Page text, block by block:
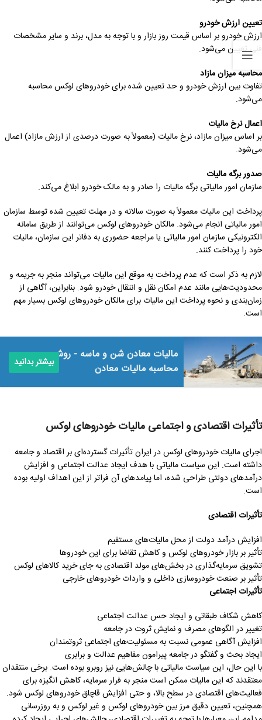
تعیین ارزش خودرو
ارزش خودرو بر اساس قیمت روز بازار و با توجه به مدل، برند و سایر مشخصات
فنی تعیین می‌شود.
محاسبه میزان مازاد
تفاوت بین ارزش خودرو و حد تعیین شده برای خودروهای لوکس محاسبه
می‌شود.
اعمال نرخ مالیات
بر اساس میزان مازاد، نرخ مالیات (معمولاً به صورت درصدی از ارزش مازاد) اعمال
می‌شود.
صدور برگه مالیات
سازمان امور مالیاتی برگه مالیات را صادر و به مالک خودرو ابلاغ می‌کند.
پرداخت این مالیات معمولاً به صورت سالانه و در مهلت تعیین شده توسط سازمان
امور مالیاتی انجام می‌شود. مالکان خودروهای لوکس می‌توانند از طریق سامانه
الکترونیکی سازمان امور مالیاتی یا مراجعه حضوری به دفاتر این سازمان، مالیات
خود را پرداخت کنند.
لازم به ذکر است که عدم پرداخت به موقع این مالیات می‌تواند منجر به جریمه و
محدودیت‌هایی مانند عدم امکان نقل و انتقال خودرو شود. بنابراین، آگاهی از
زمان‌بندی و نحوه پرداخت این مالیات برای مالکان خودروهای لوکس بسیار مهم
است.
مالیات معادن شن و ماسه - روش
محاسبه مالیات معادن
بیشتر بدانید
تأثیرات اقتصادی و اجتماعی مالیات خودروهای لوکس
اجرای مالیات خودروهای لوکس در ایران تأثیرات گسترده‌ای بر اقتصاد و جامعه
داشته است. این سیاست مالیاتی با هدف ایجاد عدالت اجتماعی و افزایش
درآمدهای دولتی طراحی شده، اما پیامدهای آن فراتر از این اهداف اولیه بوده
است.
تأثیرات اقتصادی
افزایش درآمد دولت از محل مالیات‌های مستقیم
تأثیر بر بازار خودروهای لوکس و کاهش تقاضا برای این خودروها
تشویق سرمایه‌گذاری در بخش‌های مولد اقتصادی به جای خرید کالاهای لوکس
تأثیر بر صنعت خودروسازی داخلی و واردات خودروهای خارجی
تأثیرات اجتماعی
کاهش شکاف طبقاتی و ایجاد حس عدالت اجتماعی
تغییر در الگوهای مصرف و نمایش ثروت در جامعه
افزایش آگاهی عمومی نسبت به مسئولیت‌های اجتماعی ثروتمندان
ایجاد بحث و گفتگو در جامعه پیرامون مفاهیم عدالت و برابری
با این حال، این سیاست مالیاتی با چالش‌هایی نیز روبرو بوده است. برخی منتقدان
معتقدند که این مالیات ممکن است منجر به فرار سرمایه، کاهش انگیزه برای
فعالیت‌های اقتصادی در سطح بالا، و حتی افزایش قاچاق خودروهای لوکس شود.
همچنین، تعیین دقیق مرز بین خودروهای لوکس و غیر لوکس و به روزرسانی